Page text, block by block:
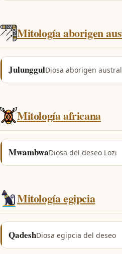
Mitología aborigen
JulunggulDiosa aborigen
Mitología africana
MwambwaDiosa del deseo Lozi
Mitología egipcia
QadeshDiosa egipcia del deseo